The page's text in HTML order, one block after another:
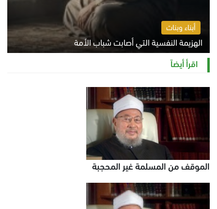
أبناء وبنات
الهزيمة النفسية التي أصابت شباب الأمة
الخميس 6 أغسطس 2026 11:12 ص
اقرأ أيضاً
الموقف من المسلمة غير المحجبة